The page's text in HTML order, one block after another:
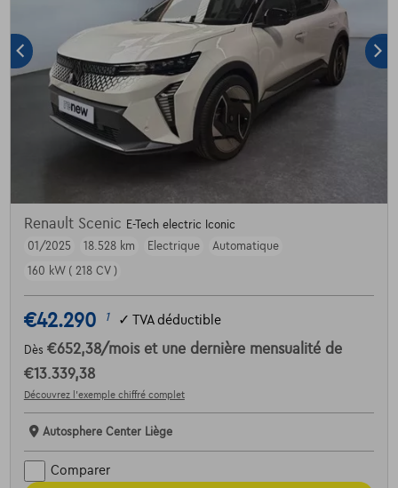
Renault Scenic E-Tech electric Iconic
01/2025
18.528 km Electrique
Automatique
160 kW ( 218 CV )
€42.290 1 ✓ TVA déductible
Dès €652,38/mois et une dernière mensualité de
€13.339,38
Découvrez l’exemple chiffré complet
Autosphere Center Liège
Comparer